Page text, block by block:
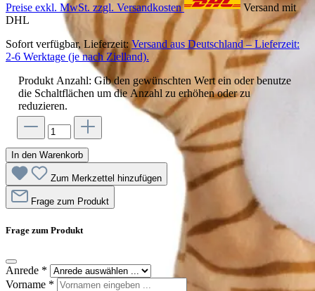
Preise exkl. MwSt. zzgl. Versandkosten
Versand mit
DHL
Sofort verfügbar, Lieferzeit: Versand aus Deutschland – Lieferzeit:
2-6 Werktage (je nach Zielland).
Produkt Anzahl: Gib den gewünschten Wert ein oder benutze
die Schaltflächen um die Anzahl zu erhöhen oder zu
reduzieren.
In den Warenkorb
Zum Merkzettel hinzufügen
Frage zum Produkt
Frage zum Produkt
Anrede *
Vorname *